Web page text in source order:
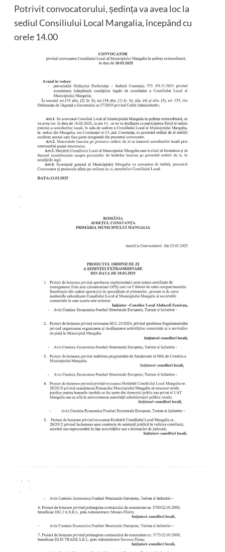
Potrivit convocatorului, ședința va avea loc la
sediul Consiliului Local Mangalia, începând cu
orele 14.00